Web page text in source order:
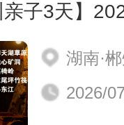
上堡晶矿+小东江+
湖南·
2026/